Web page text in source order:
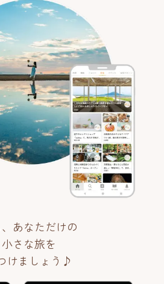
あなただけの
小さな旅を
けましょう♪